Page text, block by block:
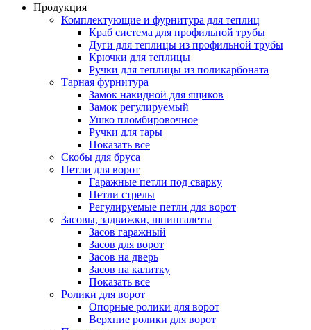
Продукция
Комплектующие и фурнитура для теплиц
Краб система для профильной трубы
Дуги для теплицы из профильной трубы
Крючки для теплицы
Ручки для теплицы из поликарбоната
Тарная фурнитура
Замок накидной для ящиков
Замок регулируемый
Ушко пломбировочное
Ручки для тары
Показать все
Скобы для бруса
Петли для ворот
Гаражные петли под сварку
Петли стрелы
Регулируемые петли для ворот
Засовы, задвижки, шпингалеты
Засов гаражный
Засов для ворот
Засов на дверь
Засов на калитку
Показать все
Ролики для ворот
Опорные ролики для ворот
Верхние ролики для ворот